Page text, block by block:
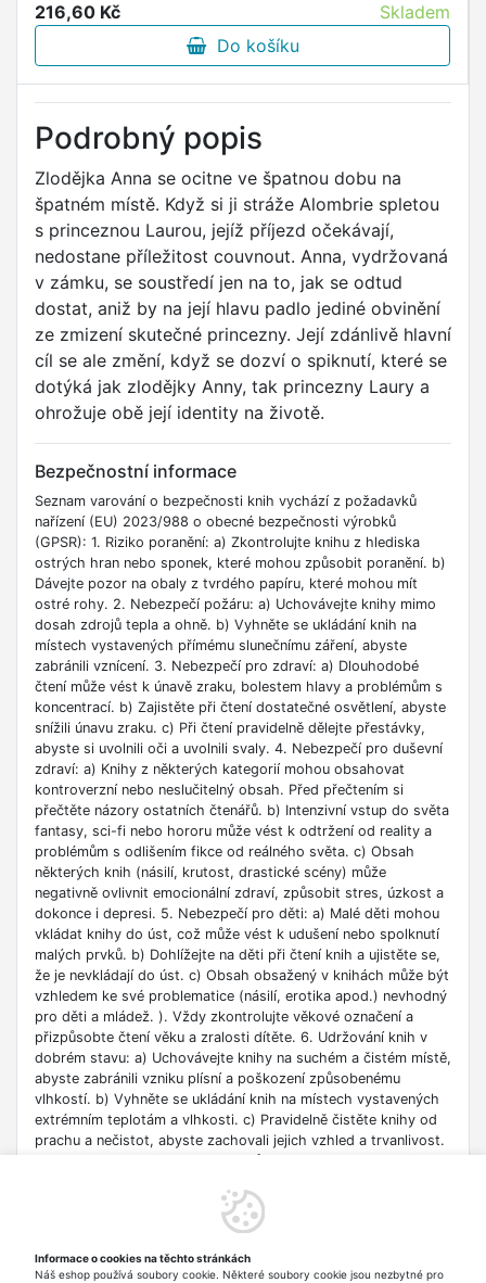
216,60 Kč
Skladem
Do košíku
Podrobný popis
Zlodějka Anna se ocitne ve špatnou dobu na
špatném místě. Když si ji stráže Alombrie spletou
s princeznou Laurou, jejíž příjezd očekávají,
nedostane příležitost couvnout. Anna, vydržovaná
v zámku, se soustředí jen na to, jak se odtud
dostat, aniž by na její hlavu padlo jediné obvinění
ze zmizení skutečné princezny. Její zdánlivě hlavní
cíl se ale změní, když se dozví o spiknutí, které se
dotýká jak zlodějky Anny, tak princezny Laury a
ohrožuje obě její identity na životě.
Bezpečnostní informace
Seznam varování o bezpečnosti knih vychází z požadavků
nařízení (EU) 2023/988 o obecné bezpečnosti výrobků
(GPSR): 1. Riziko poranění: a) Zkontrolujte knihu z hlediska
ostrých hran nebo sponek, které mohou způsobit poranění. b)
Dávejte pozor na obaly z tvrdého papíru, které mohou mít
ostré rohy. 2. Nebezpečí požáru: a) Uchovávejte knihy mimo
dosah zdrojů tepla a ohně. b) Vyhněte se ukládání knih na
místech vystavených přímému slunečnímu záření, abyste
zabránili vznícení. 3. Nebezpečí pro zdraví: a) Dlouhodobé
čtení může vést k únavě zraku, bolestem hlavy a problémům s
koncentrací. b) Zajistěte při čtení dostatečné osvětlení, abyste
snížili únavu zraku. c) Při čtení pravidelně dělejte přestávky,
abyste si uvolnili oči a uvolnili svaly. 4. Nebezpečí pro duševní
zdraví: a) Knihy z některých kategorií mohou obsahovat
kontroverzní nebo neslučitelný obsah. Před přečtením si
přečtěte názory ostatních čtenářů. b) Intenzivní vstup do světa
fantasy, sci-fi nebo hororu může vést k odtržení od reality a
problémům s odlišením fikce od reálného světa. c) Obsah
některých knih (násilí, krutost, drastické scény) může
negativně ovlivnit emocionální zdraví, způsobit stres, úzkost a
dokonce i depresi. 5. Nebezpečí pro děti: a) Malé děti mohou
vkládat knihy do úst, což může vést k udušení nebo spolknutí
malých prvků. b) Dohlížejte na děti při čtení knih a ujistěte se,
že je nevkládají do úst. c) Obsah obsažený v knihách může být
vzhledem ke své problematice (násilí, erotika apod.) nevhodný
pro děti a mládež. ). Vždy zkontrolujte věkové označení a
přizpůsobte čtení věku a zralosti dítěte. 6. Udržování knih v
dobrém stavu: a) Uchovávejte knihy na suchém a čistém místě,
abyste zabránili vzniku plísní a poškození způsobenému
vlhkostí. b) Vyhněte se ukládání knih na místech vystavených
extrémním teplotám a vlhkosti. c) Pravidelně čistěte knihy od
prachu a nečistot, abyste zachovali jejich vzhled a trvanlivost.
vzdělávací nebo profesní účely. b) Věnujte pozornost datu
vydání, protože znalosti v některých oblastech se rychle
zdrojů uvedených v knize buďte opatrní a dodržujte pravidla
Informace o cookies na těchto stránkách
Náš eshop používá soubory cookie. Některé soubory cookie jsou nezbytné pro